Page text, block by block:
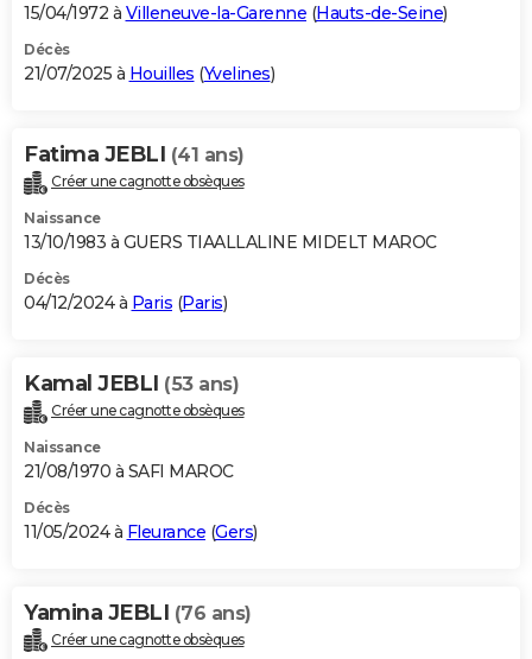
S'inscrire
Se connecter
Lycées
Collèges
Primaires
Universités
Entreprises
Service militaire
Avis de recherche
AVIS DE DÉCÈS
Bricolage
Lifestyle
Culture
Sport
Auto
Television
Voyage
Cinema
15/04/1972 à Villeneuve-la-Garenne (Hauts-de-Seine)
Décès
21/07/2025 à Houilles (Yvelines)
Fatima JEBLI (41 ans)
Créer une cagnotte obsèques
Naissance
13/10/1983 à GUERS TIAALLALINE MIDELT MAROC
Décès
04/12/2024 à Paris (Paris)
Kamal JEBLI (53 ans)
Créer une cagnotte obsèques
Naissance
21/08/1970 à SAFI MAROC
Décès
11/05/2024 à Fleurance (Gers)
Yamina JEBLI (76 ans)
Créer une cagnotte obsèques